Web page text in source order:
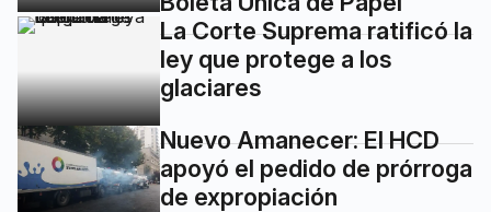
La Corte Suprema ratificó la
ley que protege a los
glaciares
Nuevo Amanecer: El HCD
apoyó el pedido de prórroga
de expropiación